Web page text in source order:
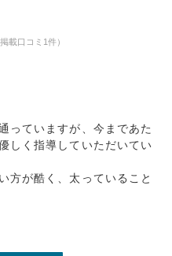
載口コミ1件）
っていますが、今まであた
しく指導していただいてい
方が酷く、太っていること